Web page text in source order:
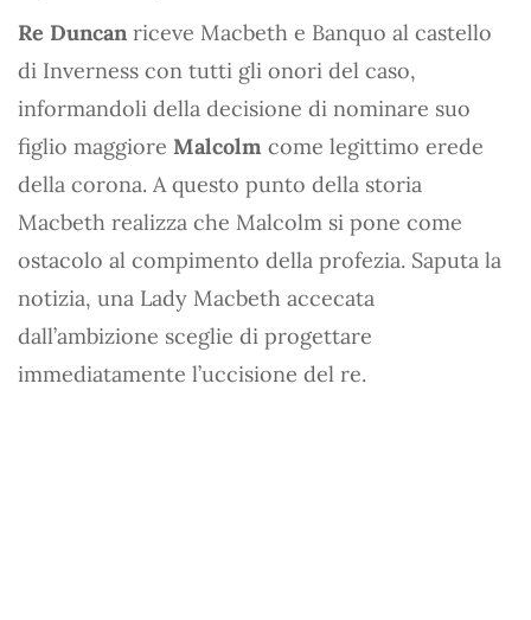
Re Duncan riceve Macbeth e Banquo al castello
di Inverness con tutti gli onori del caso,
informandoli della decisione di nominare suo
figlio maggiore Malcolm come legittimo erede
della corona. A questo punto della storia
Macbeth realizza che Malcolm si pone come
ostacolo al compimento della profezia. Saputa la
notizia, una Lady Macbeth accecata
dall’ambizione sceglie di progettare
immediatamente l’uccisione del re.